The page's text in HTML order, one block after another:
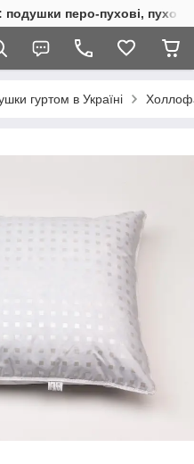
перо-пухові,
гуртом в Україні